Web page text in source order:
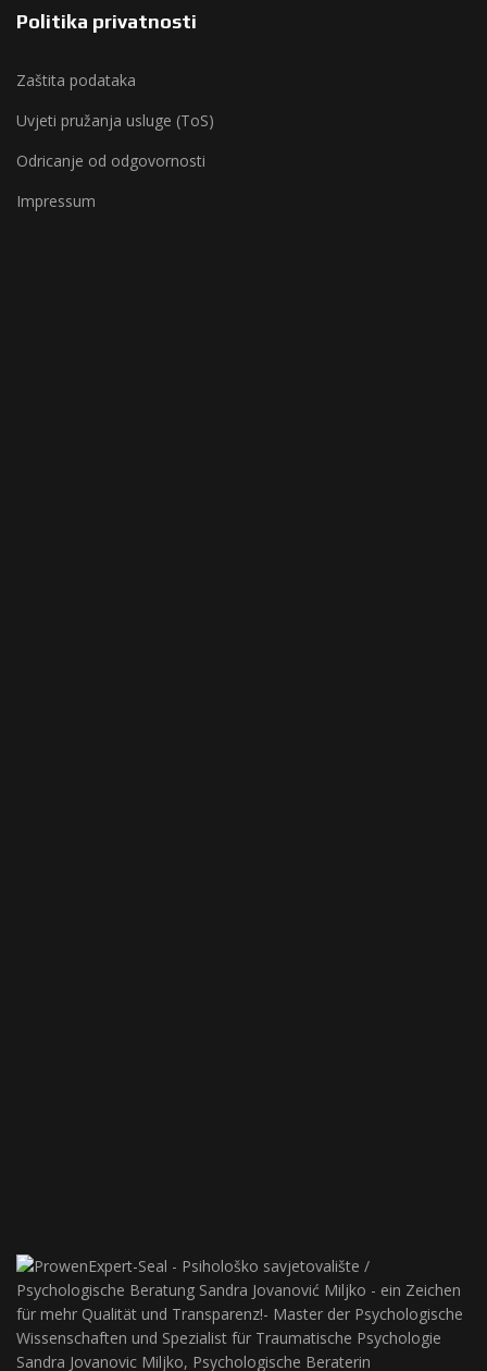
Politika privatnosti
Zaštita podataka
Uvjeti pružanja usluge (ToS)
Odricanje od odgovornosti
Impressum